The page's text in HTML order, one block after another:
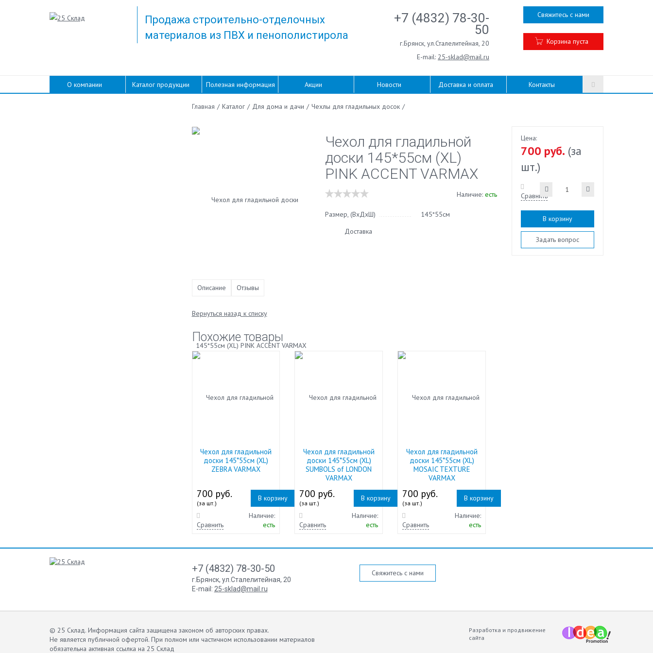
Продажа строительно-отделочных
материалов из ПВХ и пенополистирола
+7 (4832) 78-30-
50
г.Брянск, ул.Сталелитейная, 20
E-mail: 25-sklad@mail.ru
Свяжитесь с нами
Корзина пуста
О компании Каталог продукции Полезная информация Акции Новости Доставка и оплата Контакты
Главная / Каталог / Для дома и дачи / Чехлы для гладильных досок /
Чехол для гладильной
доски 145*55см (XL)
PINK ACCENT VARMAX
Наличие: есть
Размер, (ВхДхШ)
145*55см
Доставка
Цена:
700 руб. (за
шт.)
Сравнить
В корзину
Задать вопрос
Описание Отзывы
Вернуться назад к списку
Похожие товары
Чехол для гладильной
доски 145*55см (XL)
ZEBRA VARMAX
700 руб.
(за шт.)
В корзину
Сравнить
Наличие:
есть
Чехол для гладильной
доски 145*55см (XL)
SUMBOLS of LONDON
VARMAX
700 руб.
(за шт.)
В корзину
Сравнить
Наличие:
есть
Чехол для гладильной
доски 145*55см (XL)
MOSAIC TEXTURE
VARMAX
700 руб.
(за шт.)
В корзину
Сравнить
Наличие:
есть
+7 (4832) 78-30-50
г.Брянск, ул.Сталелитейная, 20
E-mail: 25-sklad@mail.ru
Свяжитесь с нами
© 25 Склад. Информация сайта защищена законом об авторских правах.
Не является публичной офертой. При полном или частичном использовании материалов
обязательна активная ссылка на 25 Склад
Разработка и продвижение
сайта